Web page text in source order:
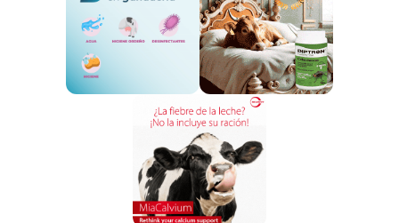
Entrevista a Nuria Mª Arribas, directora gerente
de InLac.
Entrevista a Joseba Garrido, Jefe del
Departamento de Sanidad Animal de NEIKER
Entrevista a José Ángel Barasona, investigador
del SUAT-VISAVET-PARTE 1.
Entrevista a José Ángel Barasona,